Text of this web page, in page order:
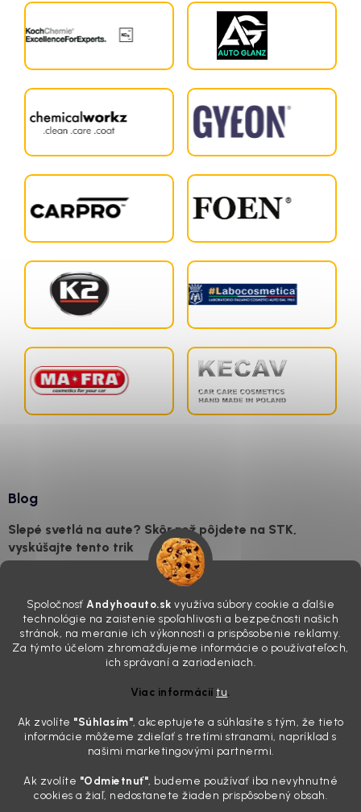
Spoločnosť Andyhoauto.sk využíva súbory cookie a ďalšie
technológie na zaistenie spoľahlivosti a bezpečnosti našich
stránok, na meranie ich výkonnosti a prispôsobenie reklamy.
Za týmto účelom zhromažďujeme informácie o používateľoch,
ich správaní a zariadeniach.
Viac informáciítu.
Ak zvolíte "Súhlasím", akceptujete a súhlasíte s tým, že tieto
informácie môžeme zdieľať s tretími stranami, napríklad s
našimi marketingovými partnermi.
Ak zvolíte "Odmietnuť", budeme používať iba nevyhnutné
cookies a žiaľ, nedostanete žiaden prispôsobený obsah.
Blog
Slepé svetlá na aute? Skôr než pôjdete na STK,
vyskúšajte tento trik
skutočnosti je? Často za to môžu práve „slepé“ svetlomety. Ten
mliečny, drsný povrch nie je len estetická vada. Keď slnko a soľ urobia
svoje, plexisklo začne svetlo rozptyľovať namiesto to...
Zabudnite na handru. Ak chcete mať auto naozaj čisté,
Poznáte ten moment. Vonku svieti slnko, vy sedíte v čerstvo
„upratanom“ aute, no pri pohľade na palubnú dosku vás ide poraziť. V
mriežkach ventilácie, okolo tlačidiel a v švíkoch sedačiek na vás stále
drzo pozerá prach. Handra ani vysávač tam jednodu...
Detailing nemusí stáť výplatu: 5 kúskov autokozmetiky,